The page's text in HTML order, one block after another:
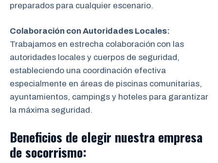
preparados para cualquier escenario.
Colaboración con Autoridades Locales:
Trabajamos en estrecha colaboración con las
autoridades locales y cuerpos de seguridad,
estableciendo una coordinación efectiva
especialmente en áreas de piscinas comunitarias,
ayuntamientos, campings y hoteles para garantizar
la máxima seguridad.
Beneficios de elegir nuestra empresa
de socorrismo: